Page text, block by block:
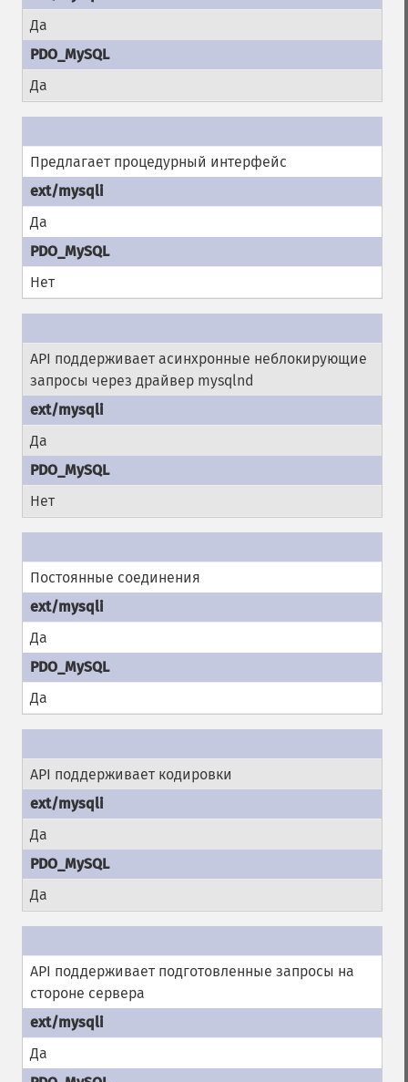
Да
Да
Предлагает процедурный интерфейс
Да
Нет
API поддерживает асинхронные неблокирующие
запросы через драйвер mysqlnd
Да
Нет
Постоянные соединения
Да
Да
API поддерживает кодировки
Да
Да
API поддерживает подготовленные запросы на
стороне сервера
Да